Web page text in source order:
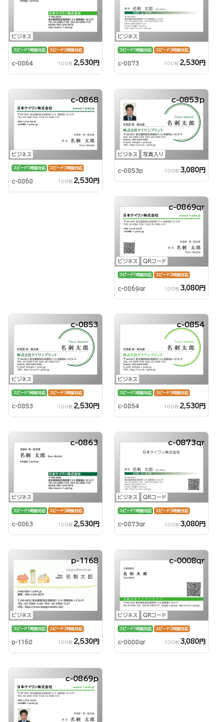
ビジネス
スピード1時間対応 スピード3時間対応
c-0864 100枚 2,530円
ビジネス
スピード1時間対応 スピード3時間対応
c-0873 100枚 2,530円
ビジネス
c-0868
スピード1時間対応 スピード3時間対応
c-0868 100枚 2,530円
ビジネス 写真入り
c-0853p
c-0853p 100枚 3,080円
ビジネス QRコード
c-0869qr
スピード1時間対応 スピード3時間対応
c-0869qr 100枚 3,080円
ビジネス
c-0853
スピード1時間対応 スピード3時間対応
c-0853 100枚 2,530円
ビジネス
c-0854
スピード1時間対応 スピード3時間対応
c-0854 100枚 2,530円
ビジネス
c-0863
スピード1時間対応 スピード3時間対応
c-0863 100枚 2,530円
ビジネス QRコード
c-0873qr
スピード1時間対応 スピード3時間対応
c-0873qr 100枚 3,080円
ビジネス
p-1168
スピード1時間対応 スピード3時間対応
p-1168 100枚 2,530円
ビジネス QRコード
c-0008qr
スピード1時間対応 スピード3時間対応
c-0008qr 100枚 3,080円
c-0869p